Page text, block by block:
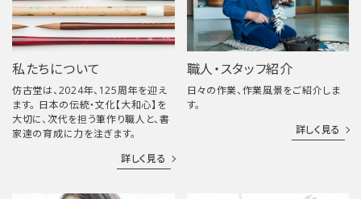
私たちについて
仿古堂は、2024年、125周年を迎え
ます。 日本の伝統・文化【大和心】を
大切に、次代を担う筆作り職人と、書
家達の育成に力を注ぎます。
詳しく見る
職人・スタッフ紹介
日々の作業、作業風景をご紹介しま
す。
詳しく見る